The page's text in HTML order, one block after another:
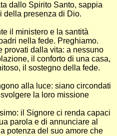
dallo Spirito Santo, sappia
della presenza di Dio.
il ministero e la santità
nella fede. Preghiamo.
provati dalla vita: a nessuno
il conforto di una casa,
il sostegno della fede.
alla luce: siano circondati
la loro missione
il Signore ci renda capaci
parola e di annunciare al
potenza del suo amore che